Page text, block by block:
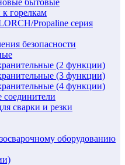
к горелкам
Propaline серия
безопасности
(2 функции)
(3 функции)
(4 функции)
сварки и резки
оборудованию